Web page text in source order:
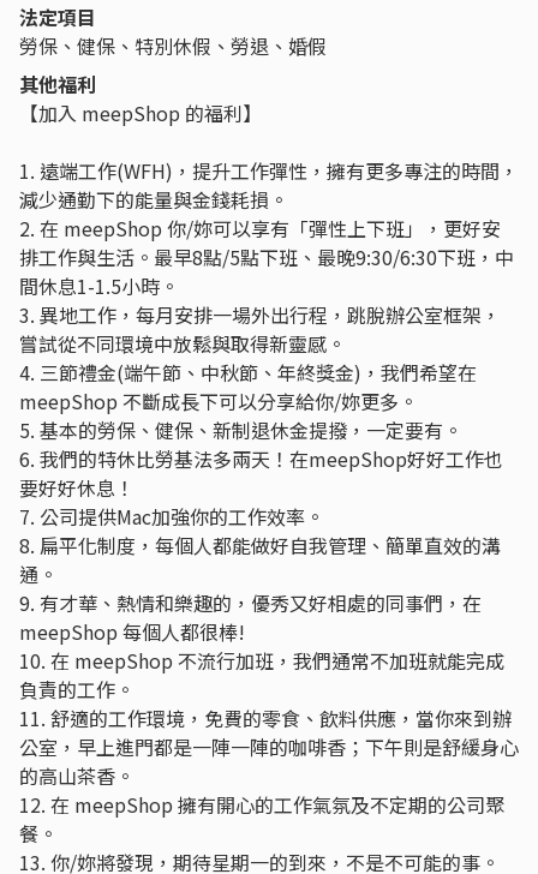
法定項目
勞保、健保、特別休假、勞退、婚假
其他福利
【加入 meepShop 的福利】
1. 遠端工作(WFH)，提升工作彈性，擁有更多專注的時間，
減少通勤下的能量與金錢耗損。
2. 在 meepShop 你/妳可以享有「彈性上下班」，更好安
排工作與生活。最早8點/5點下班、最晚9:30/6:30下班，中
間休息1-1.5小時。
3. 異地工作，每月安排一場外出行程，跳脫辦公室框架，
嘗試從不同環境中放鬆與取得新靈感。
4. 三節禮金(端午節、中秋節、年終獎金)，我們希望在
meepShop 不斷成長下可以分享給你/妳更多。
5. 基本的勞保、健保、新制退休金提撥，一定要有。
6. 我們的特休比勞基法多兩天！在meepShop好好工作也
要好好休息！
7. 公司提供Mac加強你的工作效率。
8. 扁平化制度，每個人都能做好自我管理、簡單直效的溝
通。
9. 有才華、熱情和樂趣的，優秀又好相處的同事們，在
meepShop 每個人都很棒!
10. 在 meepShop 不流行加班，我們通常不加班就能完成
負責的工作。
11. 舒適的工作環境，免費的零食、飲料供應，當你來到辦
公室，早上進門都是一陣一陣的咖啡香；下午則是舒緩身心
的高山茶香。
12. 在 meepShop 擁有開心的工作氣氛及不定期的公司聚
餐。
13. 你/妳將發現，期待星期一的到來，不是不可能的事。